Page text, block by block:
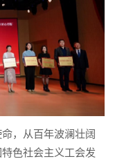
，从百年波澜壮阔
色社会主义工会发